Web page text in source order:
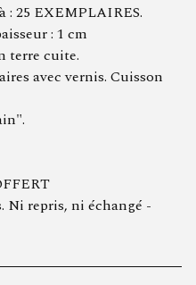
25 EXEMPLAIRES.
: 1 cm
terre cuite.
avec vernis. Cuisson
repris, ni échangé -